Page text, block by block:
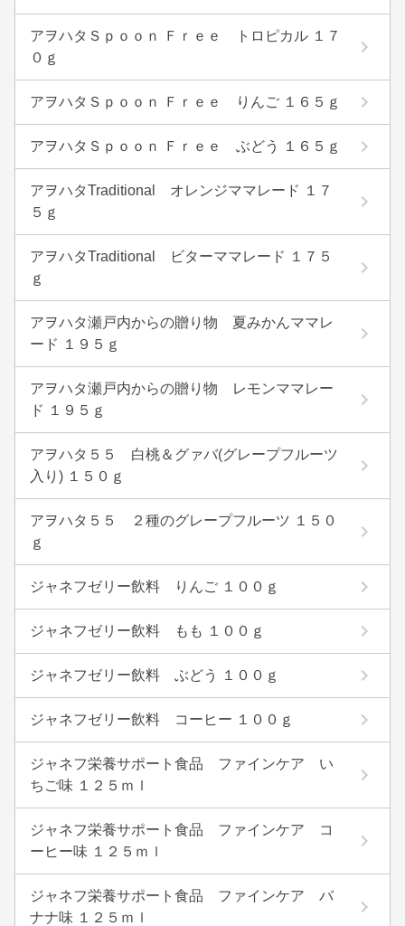
アヲハタＳｐｏｏｎ Ｆｒｅｅ トロピカル １７
０ｇ
アヲハタＳｐｏｏｎ Ｆｒｅｅ りんご １６５ｇ
アヲハタＳｐｏｏｎ Ｆｒｅｅ ぶどう １６５ｇ
アヲハタTraditional オレンジママレード １７
５ｇ
アヲハタTraditional ビターママレード １７５
ｇ
アヲハタ瀬戸内からの贈り物 夏みかんママレ
ード １９５ｇ
アヲハタ瀬戸内からの贈り物 レモンママレー
ド １９５ｇ
アヲハタ５５ 白桃＆グァバ(グレープフルーツ
入り) １５０ｇ
アヲハタ５５ ２種のグレープフルーツ １５０
ｇ
ジャネフゼリー飲料 りんご １００ｇ
ジャネフゼリー飲料 もも １００ｇ
ジャネフゼリー飲料 ぶどう １００ｇ
ジャネフゼリー飲料 コーヒー １００ｇ
ジャネフ栄養サポート食品 ファインケア い
ちご味 １２５ｍｌ
ジャネフ栄養サポート食品 ファインケア コ
ーヒー味 １２５ｍｌ
ジャネフ栄養サポート食品 ファインケア バ
ナナ味 １２５ｍｌ